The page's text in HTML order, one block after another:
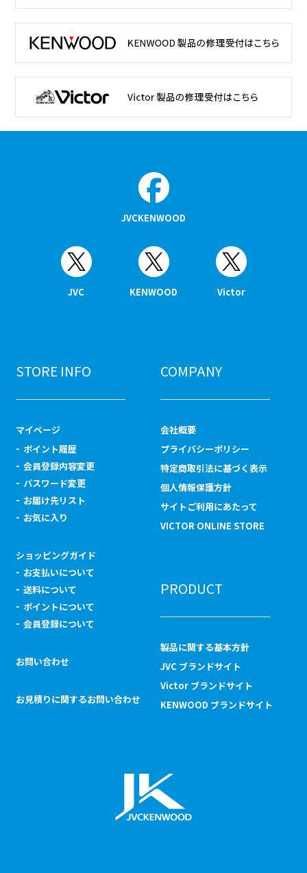
JVCKENWOOD
JVC KENWOOD Victor
STORE INFO
マイページ
ポイント履歴
会員登録内容変更
パスワード変更
お届け先リスト
お気に入り
ショッピングガイド
お支払いについて
送料について
ポイントについて
会員登録について
お問い合わせ
お見積りに関するお問い合わせ
COMPANY
会社概要
プライバシーポリシー
特定商取引法に基づく表示
個人情報保護方針
サイトご利用にあたって
VICTOR ONLINE STORE
PRODUCT
製品に関する基本方針
JVC ブランドサイト
Victor ブランドサイト
KENWOOD ブランドサイト